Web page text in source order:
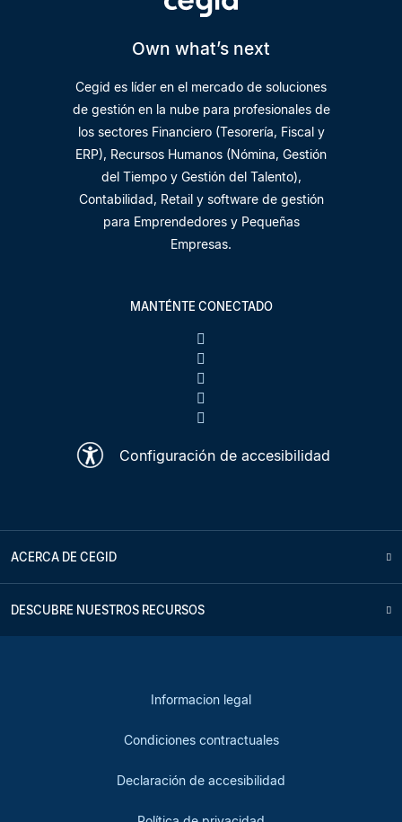
Own what’s next
Cegid es líder en el mercado de soluciones
de gestión en la nube para profesionales de
los sectores Financiero (Tesorería, Fiscal y
ERP), Recursos Humanos (Nómina, Gestión
del Tiempo y Gestión del Talento),
Contabilidad, Retail y software de gestión
para Emprendedores y Pequeñas
Empresas.
MANTÉNTE CONECTADO
Configuración de accesibilidad
ACERCA DE CEGID
DESCUBRE NUESTROS RECURSOS
Informacion legal
Condiciones contractuales
Declaración de accesibilidad